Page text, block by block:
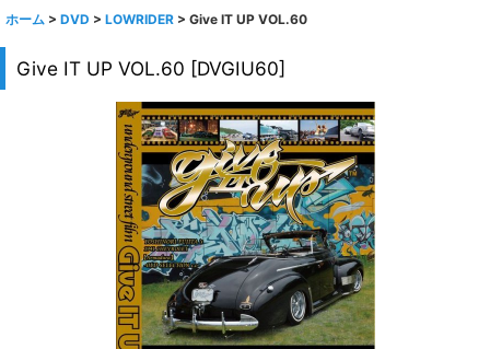
ホーム > DVD > LOWRIDER > Give IT UP VOL.60
Give IT UP VOL.60 [DVGIU60]